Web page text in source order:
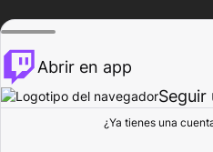
Explorar
Abrir en app
Seguir
¿Ya tienes una